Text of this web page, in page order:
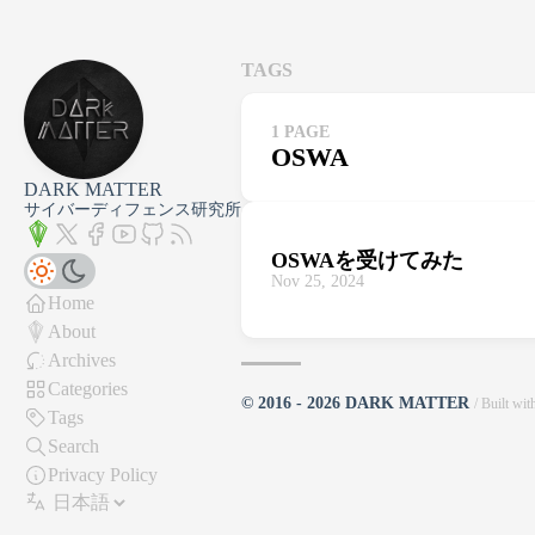
DARK MATTER
サイバーディフェンス研究所
Home
About
Archives
Categories
Tags
Search
Privacy Policy
TAGS
1 PAGE
OSWA
OSWAを受けてみた
Nov 25, 2024
© 2016 - 2026 DARK MATTER / Built